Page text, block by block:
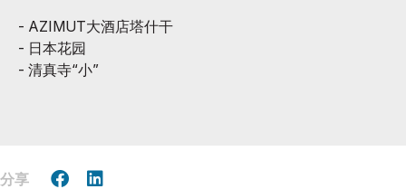
- AZIMUT大酒店塔什干
- 日本花园
- 清真寺“小”
分享